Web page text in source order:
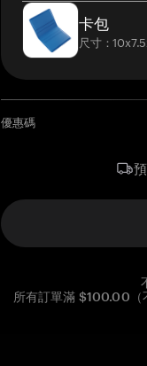
卡包
尺寸：
優惠碼
所有訂單滿 $100.00（